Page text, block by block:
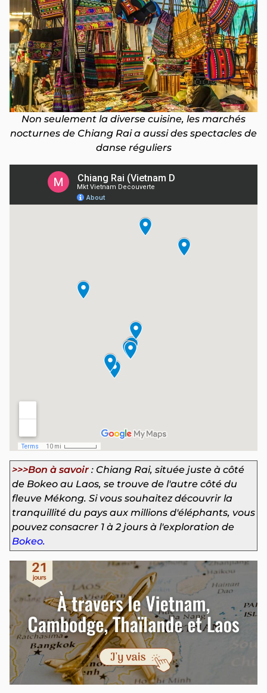
Non seulement la diverse cuisine, les marchés
nocturnes de Chiang Rai a aussi des spectacles de
danse réguliers
>>>Bon à savoir : Chiang Rai, située juste à côté
de Bokeo au Laos, se trouve de l'autre côté du
fleuve Mékong. Si vous souhaitez découvrir la
tranquillité du pays aux millions d'éléphants, vous
pouvez consacrer 1 à 2 jours à l'exploration de
Bokeo.